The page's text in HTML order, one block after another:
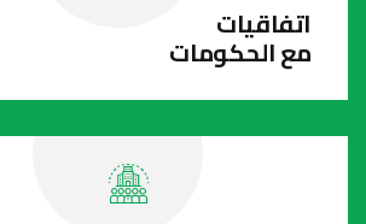
اتفاقيات
مع الحكومات